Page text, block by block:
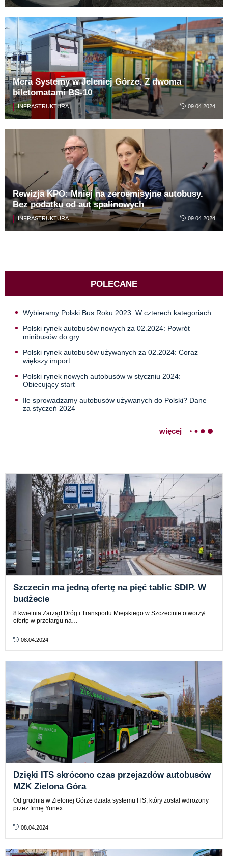
Mera Systemy w Jeleniej Górze. Z dwoma
biletomatami BS-10
INFRASTRUKTURA 09.04.2024
Rewizja KPO: Mniej na zeroemisyjne autobusy.
Bez podatku od aut spalinowych
INFRASTRUKTURA 09.04.2024
POLECANE
Wybieramy Polski Bus Roku 2023. W czterech kategoriach
Polski rynek autobusów nowych za 02.2024: Powrót
minibusów do gry
Polski rynek autobusów używanych za 02.2024: Coraz
większy import
Polski rynek nowych autobusów w styczniu 2024:
Obiecujący start
Ile sprowadzamy autobusów używanych do Polski? Dane
za styczeń 2024
więcej
Szczecin ma jedną ofertę na pięć tablic SDIP. W
budżecie
8 kwietnia Zarząd Dróg i Transportu Miejskiego w Szczecinie otworzył
ofertę w przetargu na…
08.04.2024
Dzięki ITS skrócono czas przejazdów autobusów
MZK Zielona Góra
Od grudnia w Zielonej Górze działa systemu ITS, który został wdrożony
przez firmę Yunex…
08.04.2024